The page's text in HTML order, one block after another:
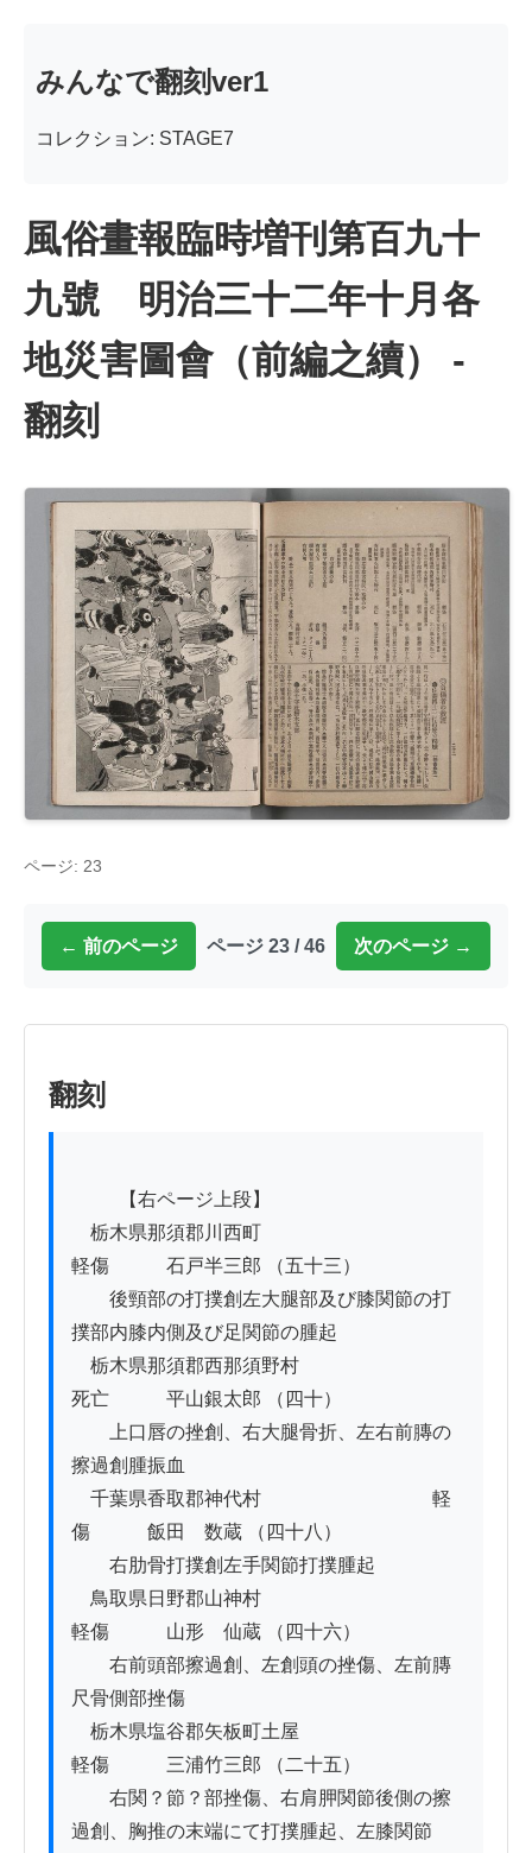
みんなで翻刻ver1
コレクション: STAGE7
風俗畫報臨時増刊第百九十
九號 明治三十二年十月各
地災害圖會（前編之續） -
翻刻
ページ: 23
← 前のページ ページ 23 / 46 次のページ →
翻刻
栃木県那須郡川西町
軽傷　　　石戸半三郎 （五十三）
後頸部の打撲創左大腿部及び膝関節の打
撲部内膝内側及び足関節の腫起
栃木県那須郡西那須野村
死亡　　　平山銀太郎 （四十）
上口唇の挫創、右大腿骨折、左右前膞の
擦過創腫振血
千葉県香取郡神代村　　　　　　　　　軽
傷　　　飯田　数蔵 （四十八）
右肋骨打撲創左手関節打撲腫起
鳥取県日野郡山神村
軽傷　　　山形　仙蔵 （四十六）
右前頭部擦過創、左創頭の挫傷、左前膞
尺骨側部挫傷
栃木県塩谷郡矢板町土屋
軽傷　　　三浦竹三郎 （二十五）
右関？節？部挫傷、右肩胛関節後側の擦
過創、胸推の末端にて打撲腫起、左膝関節